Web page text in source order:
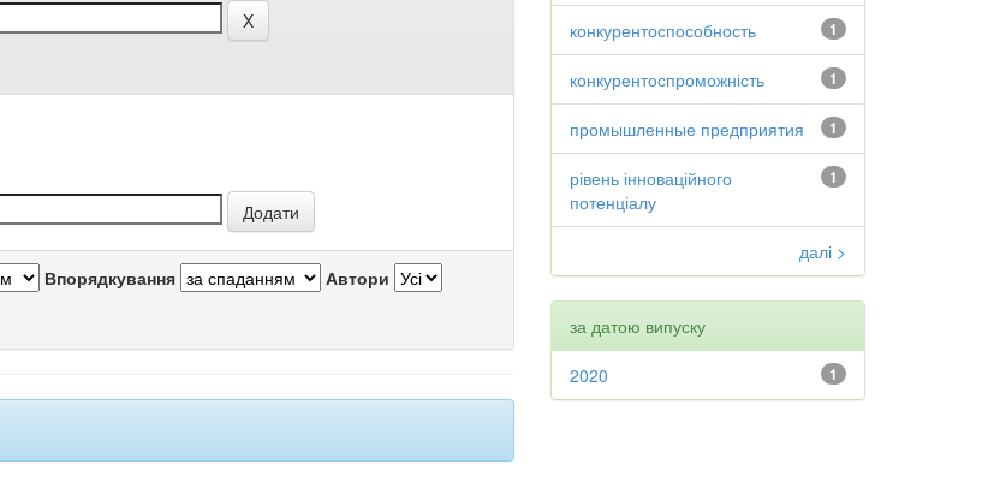
Впорядкування Автори
1
конкурентоспособность
1
конкурентоспроможність
1
промышленные предприятия
1
рівень інноваційного
потенціалу
далі >
за датою випуску
1
2020